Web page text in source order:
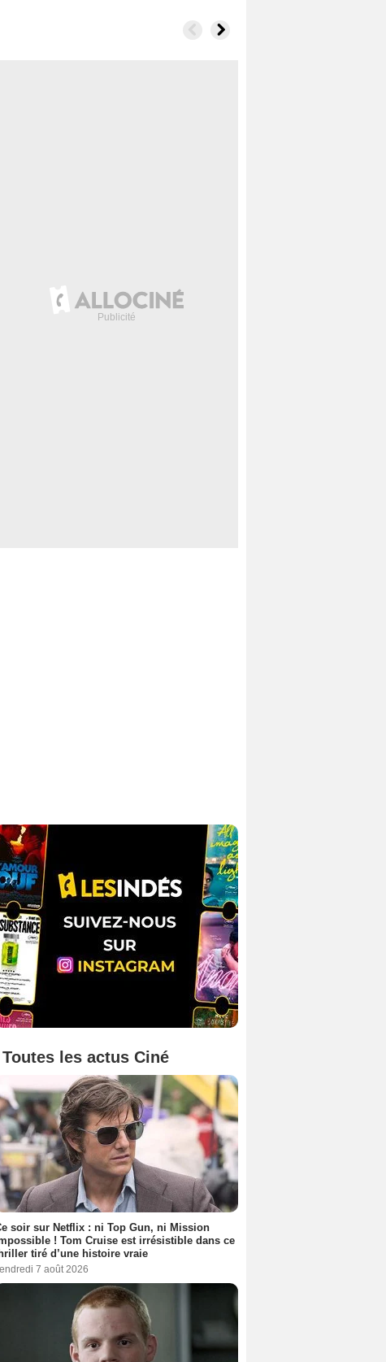
Toutes les actus Ciné
soir sur Netflix : ni Top Gun, ni Mission
! Tom Cruise est irrésistible dans ce
tiré d’une histoire vraie
7 août 2026